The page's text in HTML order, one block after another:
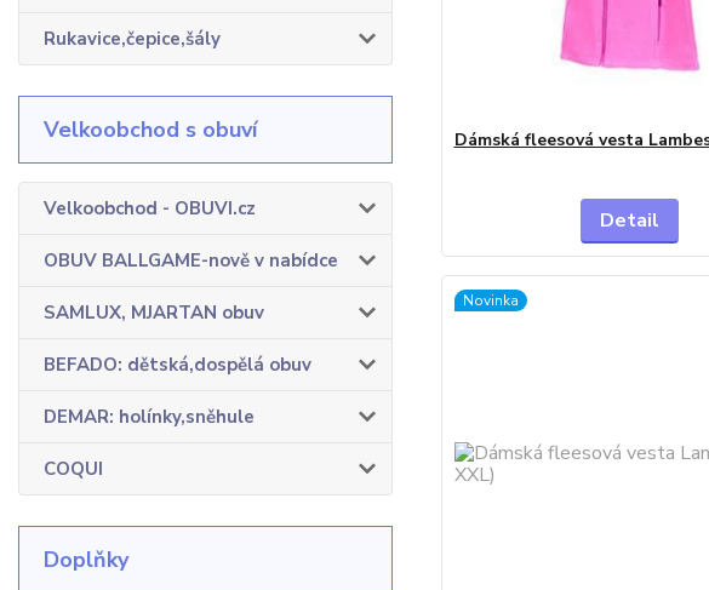
Rukavice,čepice,šály
Velkoobchod s obuví
Velkoobchod - OBUVI.cz
OBUV BALLGAME-nově v nabídce
SAMLUX, MJARTAN obuv
BEFADO: dětská,dospělá obuv
DEMAR: holínky,sněhule
COQUI
Doplňky
Dámská fleesová vesta
Detail
Novinka